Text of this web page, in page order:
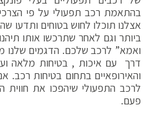
בהתאמת רכב תפעולי על פי
אצלנו תוכלו לחוש בטוחים ותדעו
ביותר וגם לאחר שתרכשו אותו
ואמא” לרכב שלכם. הדגמים שלנו
דרך עם איכות , בטיחות מלאה
והאירופאיים בתחום בטיחות רכב. אנו
לרכב התפעולי שיהפכו את חווית
פעם.